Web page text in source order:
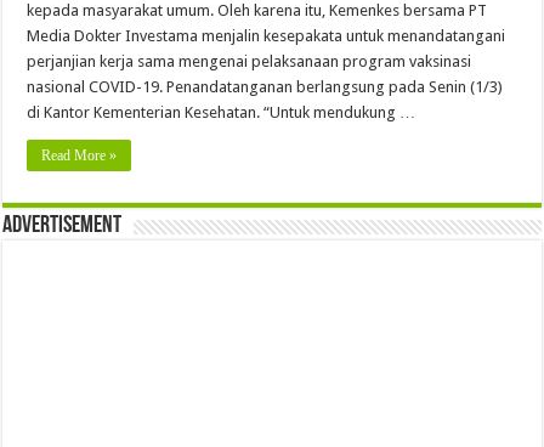
kepada masyarakat umum. Oleh karena itu, Kemenkes bersama PT
Media Dokter Investama menjalin kesepakata untuk menandatangani
perjanjian kerja sama mengenai pelaksanaan program vaksinasi
nasional COVID-19. Penandatanganan berlangsung pada Senin (1/3)
di Kantor Kementerian Kesehatan. “Untuk mendukung …
Read More »
Advertisement